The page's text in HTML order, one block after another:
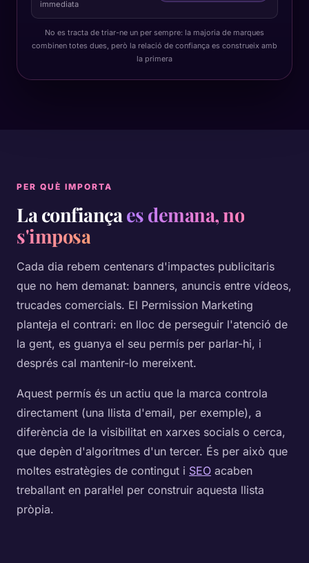
immediata
No es tracta de triar-ne un per sempre: la majoria de marques
combinen totes dues, però la relació de confiança es construeix amb
la primera
PER QUÈ IMPORTA
La confiançaes demana, no
s'imposa
Cada dia rebem centenars d'impactes publicitaris
que no hem demanat: banners, anuncis entre vídeos,
trucades comercials. El Permission Marketing
planteja el contrari: en lloc de perseguir l'atenció de
la gent, es guanya el seu permís per parlar-hi, i
després cal mantenir-lo mereixent.
Aquest permís és un actiu que la marca controla
directament (una llista d'email, per exemple), a
diferència de la visibilitat en xarxes socials o cerca,
que depèn d'algoritmes d'un tercer. És per això que
moltes estratègies de contingut i SEO acaben
treballant en paral·lel per construir aquesta llista
pròpia.